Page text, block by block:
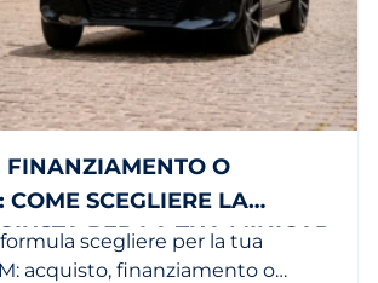
FINANZIAMENTO O
COME SCEGLIERE LA
PER LA TUA MINICAR
scegliere per la tua
acquisto, finanziamento o